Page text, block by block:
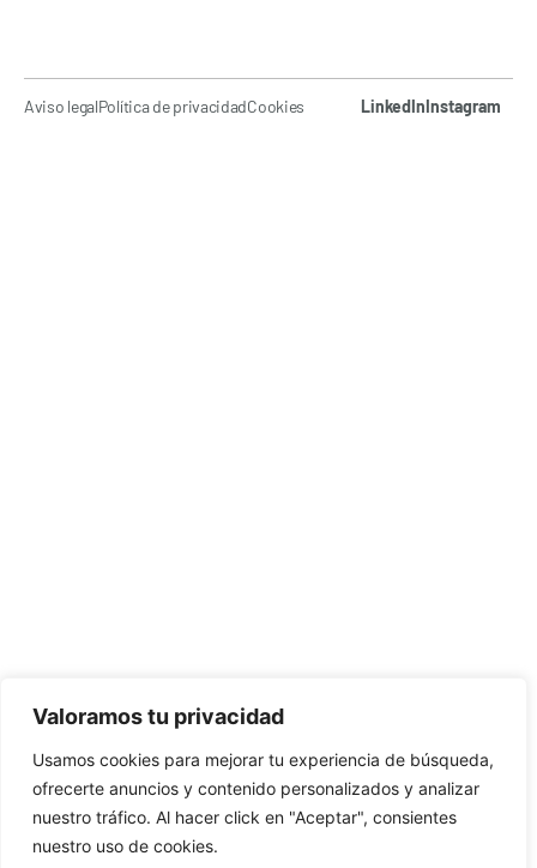
Valoramos tu privacidad
Usamos cookies para mejorar tu experiencia de búsqueda,
ofrecerte anuncios y contenido personalizados y analizar
nuestro tráfico. Al hacer click en "Aceptar", consientes
nuestro uso de cookies.
Aviso legalPolítica de privacidadCookies LinkedInInstagram